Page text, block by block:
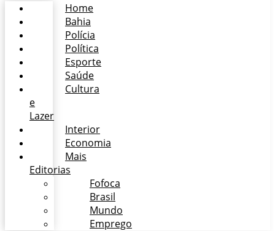
Home
Bahia
Polícia
Política
Esporte
Saúde
Cultura
e
Lazer
Interior
Economia
Mais
Editorias
Fofoca
Brasil
Mundo
Emprego